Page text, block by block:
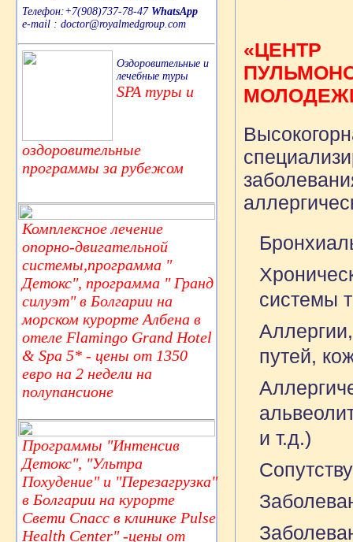
Телефон:+7(908)737-78-47 WhatsApp
e-mail : doctor@royalmedgroup.com
Оздоровительные и
лечебные туры
SPA туры и
оздоровительные
программы за рубежом
Комплексное лечение
опорно-двигательной
системы,программа "
Детокс", программа " Гранд
силуэт" в Болгарии на
морском курорте Албена в
отеле Flamingo Grand Hotel
& Spa 5* - цены от 1350
евро на 2 недели на
полупансионе
Программы "Интенсив
Детокс", "Ультра
Похудение" и "Перезагрузка"
в Болгарии на курорте
Свети Спасс в клинике Pulse
Health Center" -цены от
системы
путей,
и т.д.)